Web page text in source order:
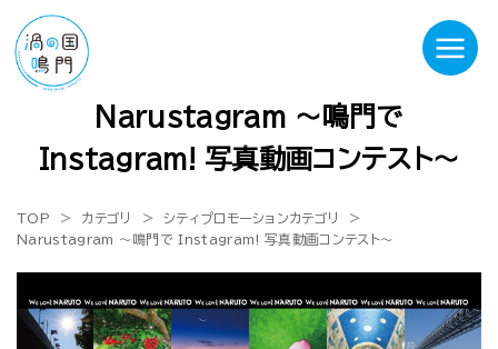
Narustagram ～鳴門で
Instagram! 写真動画コンテスト～
TOP カテゴリ
シティプロモーションカテゴリ
Narustagram ～鳴門で Instagram! 写真動画コンテスト～